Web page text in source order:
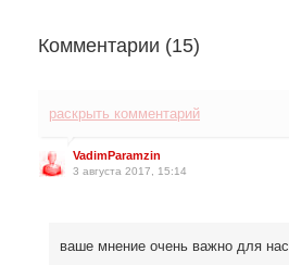
Комментарии (15)
раскрыть комментарий
VadimParamzin
3 августа 2017, 15:14
ваше мнение очень важно для нас